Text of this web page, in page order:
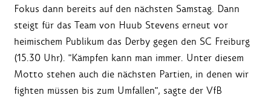
Fokus dann bereits auf den nächsten Samstag. Dann
steigt für das Team von Huub Stevens erneut vor
heimischem Publikum das Derby gegen den SC Freiburg
(15.30 Uhr). "Kämpfen kann man immer. Unter diesem
Motto stehen auch die nächsten Partien, in denen wir
fighten müssen bis zum Umfallen", sagte der VfB